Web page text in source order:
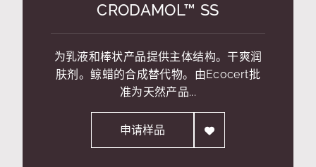
CRODAMOL™ SS
为乳液和棒状产品提供主体结构。干爽润
肤剂。鲸蜡的合成替代物。由Ecocert批
准为天然产品...
申请样品